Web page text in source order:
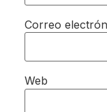
Correo
Web